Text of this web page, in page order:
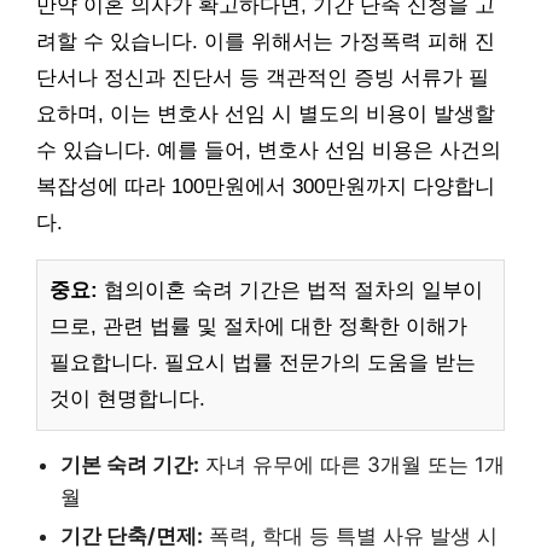
만약 이혼 의사가 확고하다면, 기간 단축 신청을 고
려할 수 있습니다. 이를 위해서는 가정폭력 피해 진
단서나 정신과 진단서 등 객관적인 증빙 서류가 필
요하며, 이는 변호사 선임 시 별도의 비용이 발생할
수 있습니다. 예를 들어, 변호사 선임 비용은 사건의
복잡성에 따라 100만원에서 300만원까지 다양합니
다.
중요: 협의이혼 숙려 기간은 법적 절차의 일부이
므로, 관련 법률 및 절차에 대한 정확한 이해가
필요합니다. 필요시 법률 전문가의 도움을 받는
것이 현명합니다.
기본 숙려 기간: 자녀 유무에 따른 3개월 또는 1개
월
기간 단축/면제: 폭력, 학대 등 특별 사유 발생 시